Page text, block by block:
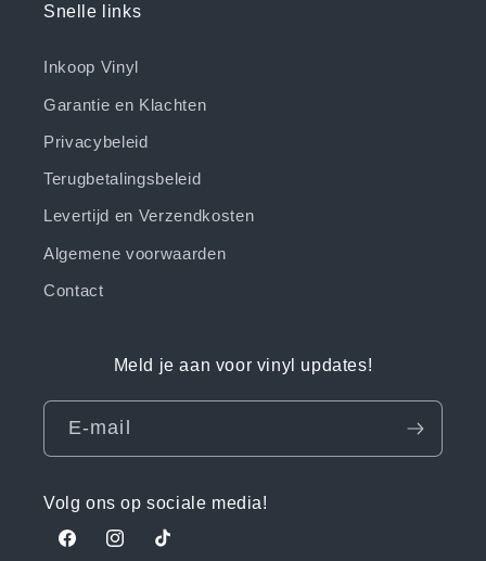
Snelle links
Inkoop Vinyl
Garantie en Klachten
Privacybeleid
Terugbetalingsbeleid
Levertijd en Verzendkosten
Algemene voorwaarden
Contact
Meld je aan voor vinyl updates!
E‑mail
Volg ons op sociale media!
FacebookInstagramTikTok